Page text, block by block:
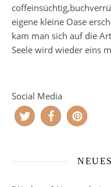
eigene kleine Oase
kam man sich auf die
Seele wird wieder eins
Social Media